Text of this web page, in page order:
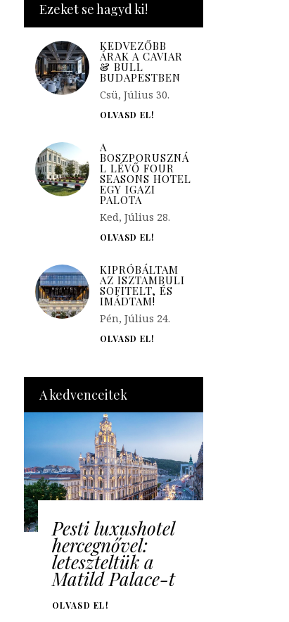
Ezeket se hagyd ki!
KEDVEZŐBB
ÁRAK A CAVIAR
& BULL
BUDAPESTBEN
Csü, Július 30.
OLVASD EL!
A
BOSZPORUSZNÁ
L LÉVŐ FOUR
SEASONS HOTEL
EGY IGAZI
PALOTA
Ked, Július 28.
OLVASD EL!
KIPRÓBÁLTAM
AZ ISZTAMBULI
SOFITELT, ÉS
IMÁDTAM!
Pén, Július 24.
OLVASD EL!
A kedvenceitek
Pesti luxushotel
hercegnővel:
leteszteltük a
Matild Palace-t
OLVASD EL!